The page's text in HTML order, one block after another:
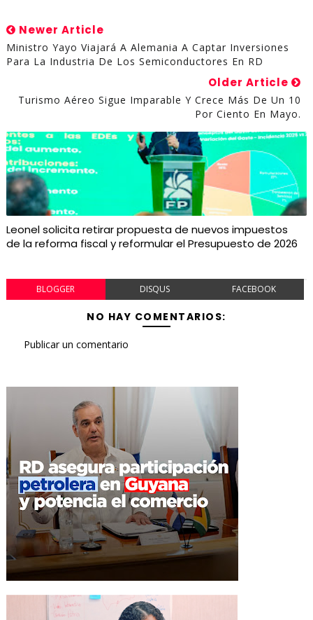
Newer Article
Ministro Yayo Viajará A Alemania A Captar Inversiones
Para La Industria De Los Semiconductores En RD
Older Article
Turismo Aéreo Sigue Imparable Y Crece Más De Un 10
Por Ciento En Mayo.
Leonel solicita retirar propuesta de nuevos impuestos
de la reforma fiscal y reformular el Presupuesto de 2026
BLOGGER DISQUS FACEBOOK
NO HAY COMENTARIOS:
Publicar un comentario